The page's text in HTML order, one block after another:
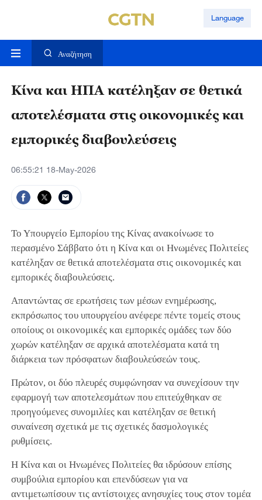
Language
Αναζήτηση
Κίνα και ΗΠΑ κατέληξαν σε θετικά
αποτελέσματα στις οικονομικές και
εμπορικές διαβουλεύσεις
06:55:21 18-May-2026
Το Υπουργείο Εμπορίου της Κίνας ανακοίνωσε το
περασμένο Σάββατο ότι η Κίνα και οι Ηνωμένες Πολιτείες
κατέληξαν σε θετικά αποτελέσματα στις οικονομικές και
εμπορικές διαβουλεύσεις.
Απαντώντας σε ερωτήσεις των μέσων ενημέρωσης,
εκπρόσωπος του υπουργείου ανέφερε πέντε τομείς στους
οποίους οι οικονομικές και εμπορικές ομάδες των δύο
χωρών κατέληξαν σε αρχικά αποτελέσματα κατά τη
διάρκεια των πρόσφατων διαβουλεύσεών τους.
Πρώτον, οι δύο πλευρές συμφώνησαν να συνεχίσουν την
εφαρμογή των αποτελεσμάτων που επιτεύχθηκαν σε
προηγούμενες συνομιλίες και κατέληξαν σε θετική
συναίνεση σχετικά με τις σχετικές δασμολογικές
ρυθμίσεις.
Η Κίνα και οι Ηνωμένες Πολιτείες θα ιδρύσουν επίσης
συμβούλια εμπορίου και επενδύσεων για να
αντιμετωπίσουν τις αντίστοιχες ανησυχίες τους στον τομέα